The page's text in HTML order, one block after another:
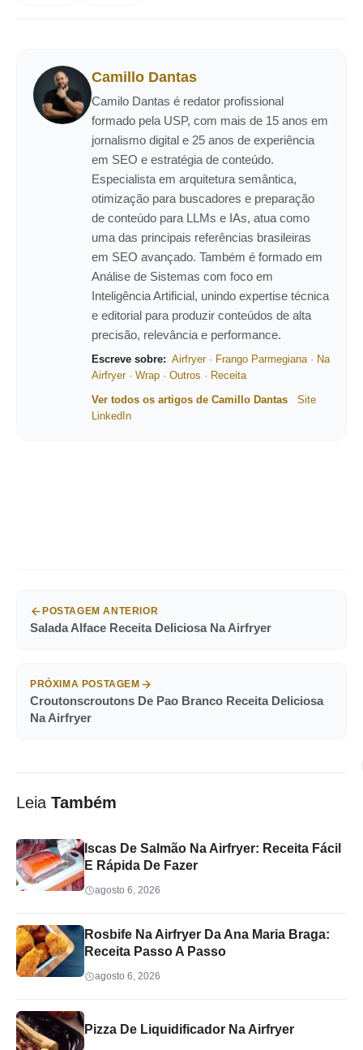
Camillo Dantas
Camilo Dantas é redator profissional
formado pela USP, com mais de 15 anos em
jornalismo digital e 25 anos de experiência
em SEO e estratégia de conteúdo.
Especialista em arquitetura semântica,
otimização para buscadores e preparação
de conteúdo para LLMs e IAs, atua como
uma das principais referências brasileiras
em SEO avançado. Também é formado em
Análise de Sistemas com foco em
Inteligência Artificial, unindo expertise técnica
e editorial para produzir conteúdos de alta
precisão, relevância e performance.
Escreve sobre: Airfryer· Frango Parmegiana· Na
Airfryer· Wrap · Outros · Receita
Ver todos os artigos de Camillo Dantas
Site
LinkedIn
POSTAGEM ANTERIOR
Salada Alface Receita Deliciosa Na Airfryer
PRÓXIMA POSTAGEM
Croutonscroutons De Pao Branco Receita Deliciosa
Na Airfryer
Leia Também
Iscas De Salmão Na Airfryer: Receita Fácil
E Rápida De Fazer
agosto 6, 2026
Rosbife Na Airfryer Da Ana Maria Braga:
Receita Passo A Passo
agosto 6, 2026
Pizza De Liquidificador Na Airfryer